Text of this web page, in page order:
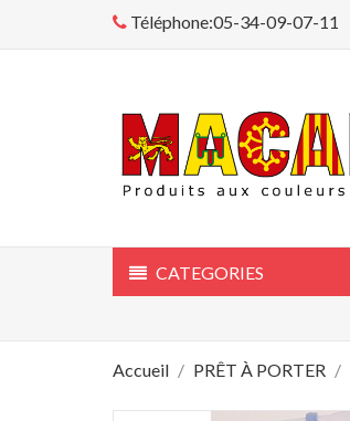
Téléphone:05-34-09-07-11
CATEGORIES
Accueil PRÊT À PORTER